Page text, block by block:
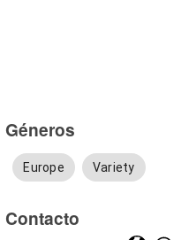
Géneros
Europe Variety
Contacto